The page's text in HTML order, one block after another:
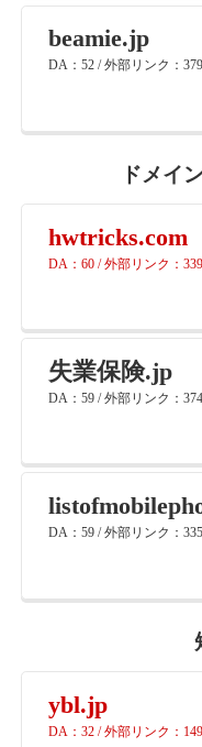
beamie.jp
DA：52 / 外部リンク：
ドメイ
hwtricks.com
DA：60 / 外部リンク：339
失業保険.jp
DA：59 / 外部リンク：374
DA：59 / 外部リンク：335
ybl.jp
DA：32 / 外部リンク：